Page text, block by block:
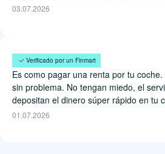
03.07.2026
Santiago Ponce
Es como pagar una renta por tu
sin problema. No tengan miedo, el
depositan el dinero súper rápido en tu
01.07.2026
Verificado por un Finmart